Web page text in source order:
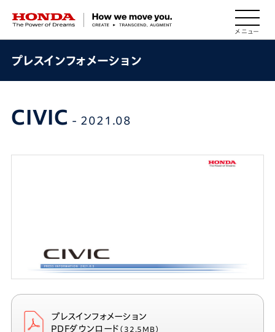
HONDA The Power of Dreams
プレスインフォメーション
CIVIC - 2021.08
プレスインフォメーション
PDFダウンロード （32.5MB）